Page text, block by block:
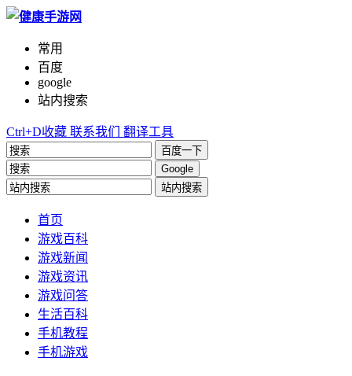
常用
百度
google
站内搜索
Ctrl+D收藏 联系我们 翻译工具
百度一下
Google
站内搜索
首页
游戏百科
游戏新闻
游戏资讯
游戏问答
生活百科
手机教程
手机游戏